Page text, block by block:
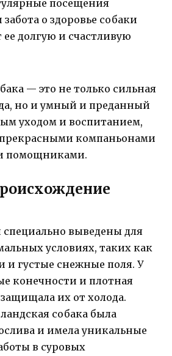
посещения
о здоровье собаки
долгую и счастливую
— это не только сильная
но и умный и преданный
уходом и воспитанием,
прекрасными компаньонами
помощниками.
выведены для
условиях, таких как
и густые снежные поля. У
конечности и плотная
их от холода.
собака была
и имела уникальные
в суровых